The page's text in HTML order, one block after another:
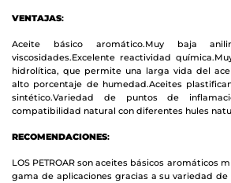
VENTAJAS:
Aceite básico aromático.Muy baja
viscosidades.Excelente reactividad química.
hidrolítica, que permite una larga vida del
alto porcentaje de humedad.Aceites
sintético.Variedad de puntos de
compatibilidad natural con diferentes hules
RECOMENDACIONES:
LOS PETROAR son aceites básicos aromáticos
gama de aplicaciones gracias a su variedad